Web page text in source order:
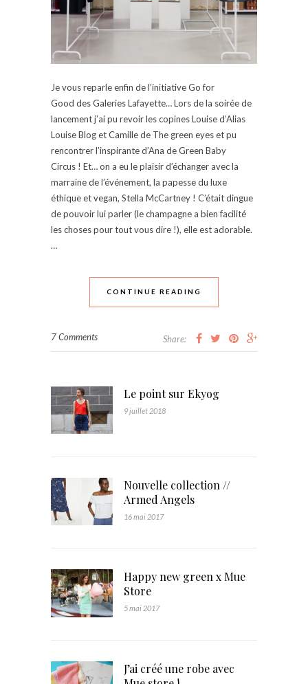
Je vous reparle enfin de l’initiative Go for
Good des Galeries Lafayette… Lors de la soirée de
lancement j’ai pu revoir les copines Louise d’Alias
Louise Blog et Camille de The green eyes et pu
rencontrer l’inspirante d’Ana de Green Baby
Circus ! Et… on a eu le plaisir d’échanger avec la
marraine de l’événement, la papesse du luxe
éthique et vegan, Stella McCartney ! C’était dingue
de pouvoir lui parler (le champagne a bien facilité
les choses pour tout vous dire !), elle est adorable.
…
CONTINUE READING
7 Comments Share:
Le point sur Ekyog
9 juillet 2018
Nouvelle collection //
Armed Angels
16 mai 2017
Happy new green x Mue
Store
5 mai 2017
J’ai créé une robe avec